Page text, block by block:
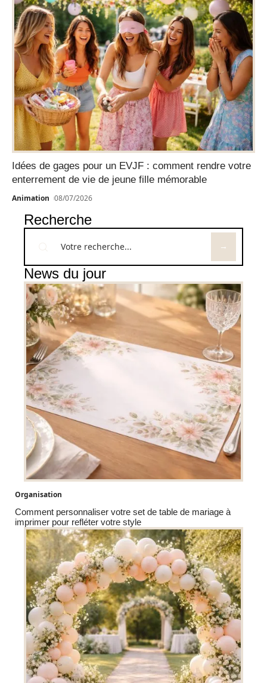
Idées de gages pour un EVJF : comment rendre votre
enterrement de vie de jeune fille mémorable
Animation 08/07/2026
Recherche
News du jour
Organisation
Comment personnaliser votre set de table de mariage à
imprimer pour refléter votre style